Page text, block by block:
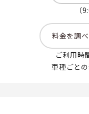
（
料金を調
ご利用時
車種ごと